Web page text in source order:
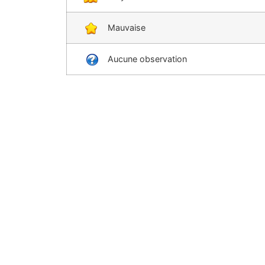
Mauvaise
Aucune observation